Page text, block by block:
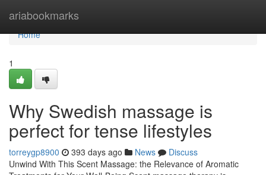
ariabookmarks
Home
Home
1
Why Swedish massage is
perfect for tense lifestyles
torreygp8900 393 days ago News
Discuss
Unwind With This Scent Massage: the Relevance of Aromatic